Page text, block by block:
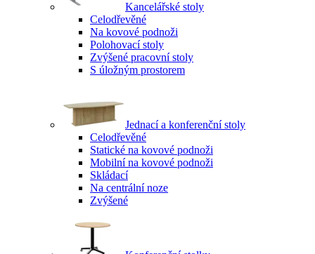
Kancelářské stoly
Celodřevěné
Na kovové podnoži
Polohovací stoly
Zvýšené pracovní stoly
S úložným prostorem
Jednací a konferenční stoly
Celodřevěné
Statické na kovové podnoži
Mobilní na kovové podnoži
Skládací
Na centrální noze
Zvýšené